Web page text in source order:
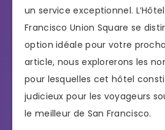
un service exceptionnel.
Francisco Union Square se
option idéale pour votre
article, nous explorerons les
pour lesquelles cet hôtel
judicieux pour les voyageurs
le meilleur de San Francisco.